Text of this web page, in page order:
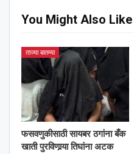
You Might Also Like
ताज्या बातम्या
फसवणुकीसाठी सायबर ठगांना बँक
खाती पुरविणार्‍या तिघांना अटक